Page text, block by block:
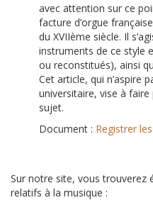
avec attention sur ce
facture d’orgue
du XVIIème siècle. Il
instruments de ce style
ou reconstitués), ainsi
Cet article, qui n’aspire
universitaire, vise à
sujet.
Document : Registrer
Sur notre site, vous trouverez
relatifs à la musique :